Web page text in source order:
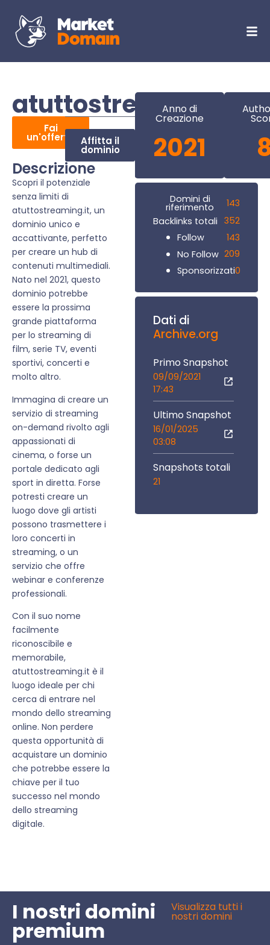
atuttostreaming.it
Fai
un'offerta Affitta il
dominio
Descrizione
Scopri il potenziale
senza limiti di
atuttostreaming.it, un
dominio unico e
accattivante, perfetto
per creare un hub di
contenuti multimediali.
Nato nel 2021, questo
dominio potrebbe
essere la prossima
grande piattaforma
per lo streaming di
film, serie TV, eventi
sportivi, concerti e
molto altro.
Immagina di creare un
servizio di streaming
on-demand rivolto agli
appassionati di
cinema, o forse un
portale dedicato agli
sport in diretta. Forse
potresti creare un
luogo dove gli artisti
possono trasmettere i
loro concerti in
streaming, o un
servizio che offre
webinar e conferenze
professionali.
Con il suo nome
facilmente
riconoscibile e
memorabile,
atuttostreaming.it è il
luogo ideale per chi
cerca di entrare nel
mondo dello streaming
online. Non perdere
questa opportunità di
acquistare un dominio
che potrebbe essere la
chiave per il tuo
successo nel mondo
dello streaming
digitale.
Anno di
Creazione
2021
Domini di
riferimento
143
Backlinks totali 352
Follow
143
No Follow 209
Sponsorizzati0
Dati di
Archive.org
Primo Snapshot
09/09/2021
17:43
Ultimo Snapshot
16/01/2025
03:08
Snapshots totali
21
I nostri domini
premium
Visualizza tutti i
nostri domini